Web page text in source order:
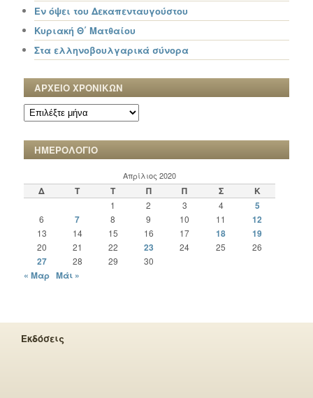
Εν όψει του Δεκαπενταυγούστου
Κυριακή Θ΄ Ματθαίου
Στα ελληνοβουλγαρικά σύνορα
ΑΡΧΕΙΟ ΧΡΟΝΙΚΩΝ
ΑΡΧΕΙΟ
ΧΡΟΝΙΚΩΝ
ΗΜΕΡΟΛΟΓΙΟ
Απρίλιος 2020
Δ Τ Τ Π Π Σ Κ
1 2 3 4 5
6 7 8 9 10 11 12
13 14 15 16 17 18 19
20 21 22 23 24 25 26
27 28 29 30
« Μαρ Μάι »
Εκδόσεις